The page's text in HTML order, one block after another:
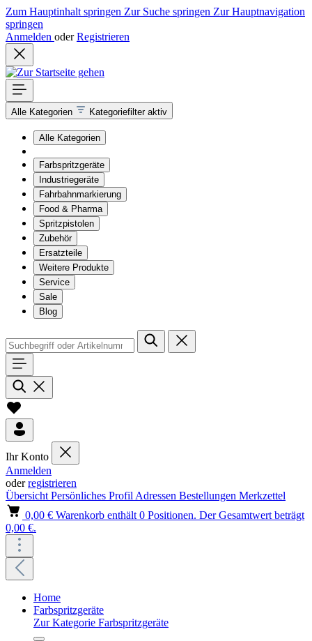
Zum Hauptinhalt springen Zur Suche springen Zur Hauptnavigation
springen
Anmelden oder Registrieren
Alle Kategorien Kategoriefilter aktiv
Alle Kategorien
Farbspritzgeräte
Industriegeräte
Fahrbahnmarkierung
Food & Pharma
Spritzpistolen
Zubehör
Ersatzteile
Weitere Produkte
Service
Sale
Blog
Ihr Konto
Anmelden
oderregistrieren
Übersicht Persönliches Profil Adressen Bestellungen Merkzettel
0,00 € Warenkorb enthält 0 Positionen. Der Gesamtwert beträgt
0,00 €.
Home
Farbspritzgeräte
Zur Kategorie Farbspritzgeräte